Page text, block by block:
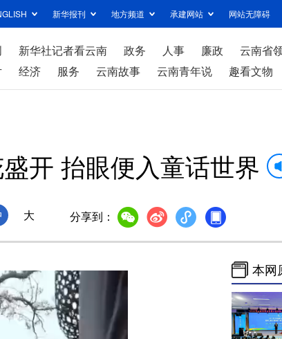
新华报刊 地方频道 承建网站 网站无障碍
新华社记者看云南 政务 人事 廉政 云南省
经济 服务 云南故事 云南青年说 趣看文物
开 抬眼便入童话世界
大 分享到：
本网